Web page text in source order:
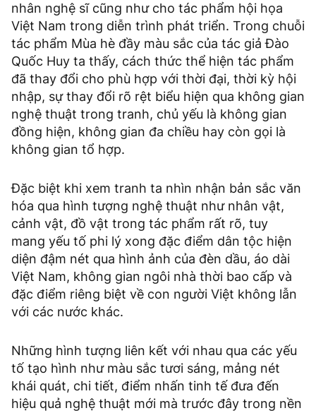
nhân nghệ sĩ cũng như cho tác phẩm hội họa
Việt Nam trong diễn trình phát triển. Trong chuỗi
tác phẩm Mùa hè đầy màu sắc của tác giả Đào
Quốc Huy ta thấy, cách thức thể hiện tác phẩm
đã thay đổi cho phù hợp với thời đại, thời kỳ hội
nhập, sự thay đổi rõ rệt biểu hiện qua không gian
nghệ thuật trong tranh, chủ yếu là không gian
đồng hiện, không gian đa chiều hay còn gọi là
không gian tổ hợp.
Đặc biệt khi xem tranh ta nhìn nhận bản sắc văn
hóa qua hình tượng nghệ thuật như nhân vật,
cảnh vật, đồ vật trong tác phẩm rất rõ, tuy
mang yếu tố phi lý xong đặc điểm dân tộc hiện
diện đậm nét qua hình ảnh của đèn dầu, áo dài
Việt Nam, không gian ngôi nhà thời bao cấp và
đặc điểm riêng biệt về con người Việt không lẫn
với các nước khác.
Những hình tượng liên kết với nhau qua các yếu
tố tạo hình như màu sắc tươi sáng, mảng nét
khái quát, chi tiết, điểm nhấn tinh tế đưa đến
hiệu quả nghệ thuật mới mà trước đây trong nền